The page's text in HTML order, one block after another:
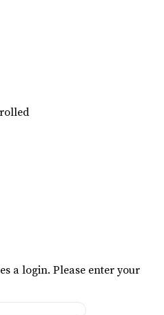
a login. Please enter your